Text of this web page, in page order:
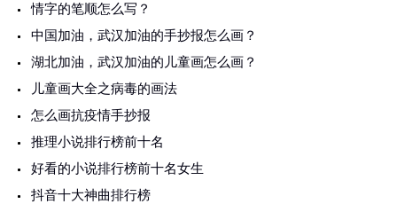
情字的笔顺怎么写？
中国加油，武汉加油的手抄报怎么画？
湖北加油，武汉加油的儿童画怎么画？
儿童画大全之病毒的画法
怎么画抗疫情手抄报
推理小说排行榜前十名
好看的小说排行榜前十名女生
抖音十大神曲排行榜